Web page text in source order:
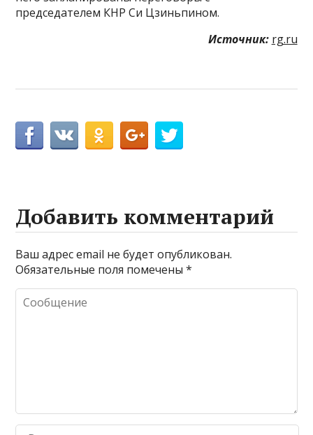
председателем КНР Си Цзиньпином.
Источник: rg.ru
Добавить комментарий
Ваш адрес email не будет опубликован.
Обязательные поля помечены*